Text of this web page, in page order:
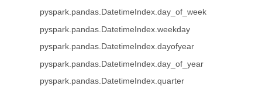
pyspark.pandas.DatetimeIndex.day_of_week
pyspark.pandas.DatetimeIndex.weekday
pyspark.pandas.DatetimeIndex.dayofyear
pyspark.pandas.DatetimeIndex.day_of_year
pyspark.pandas.DatetimeIndex.quarter